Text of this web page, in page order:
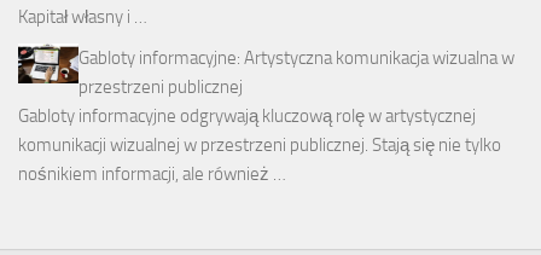
Kapitał własny i …
Gabloty informacyjne: Artystyczna komunikacja wizualna w
przestrzeni publicznej
Gabloty informacyjne odgrywają kluczową rolę w artystycznej
komunikacji wizualnej w przestrzeni publicznej. Stają się nie tylko
nośnikiem informacji, ale również …